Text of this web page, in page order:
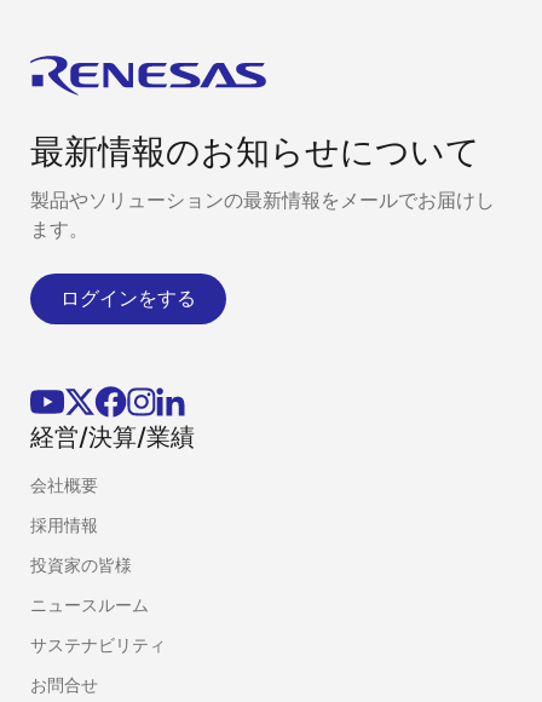
最新情報のお知らせについて
製品やソリューションの最新情報をメールでお届けし
ます。
ログインをする
経営/決算/業績
会社概要
採用情報
投資家の皆様
ニュースルーム
サステナビリティ
お問合せ